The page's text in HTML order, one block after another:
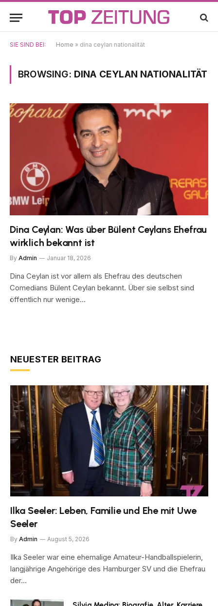
SIE SIND BEI: Home » dina ceylan nationalität
BROWSING: DINA CEYLAN NATIONALITÄT
Dina Ceylan: Was über Bülent Ceylans Ehefrau
wirklich bekannt ist
By Admin Januar 18, 2026
Dina Ceylan ist vor allem als Ehefrau des deutschen
Comedians Bülent Ceylan bekannt. Über sie selbst sind
öffentlich nur wenige…
NEUESTER BEITRAG
Ilka Seeler: Leben, Familie und Ehe mit Uwe
Seeler
By Admin August 5, 2026
Ilka Seeler war eine ehemalige Amateur-Handballspielerin,
langjährige Angehörige des Hamburger SV und die Ehefrau
der…